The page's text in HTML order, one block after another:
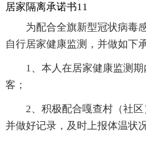
居家隔离承诺书11
为配合全旗新型冠状病毒
自行居家健康监测，并做如下
1、本人在居家健康监测
客；
2、积极配合嘎查村（社
并做好记录，及时上报体温状